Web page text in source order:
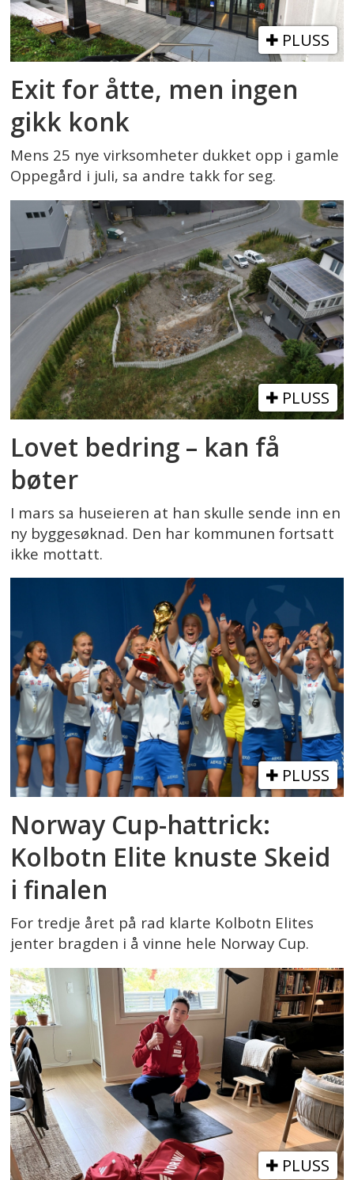
PLUSS
Exit for åtte, men ingen
gikk konk
Mens 25 nye virksomheter dukket opp i gamle
Oppegård i juli, sa andre takk for seg.
PLUSS
Lovet bedring – kan få
bøter
I mars sa huseieren at han skulle sende inn en
ny byggesøknad. Den har kommunen fortsatt
ikke mottatt.
PLUSS
Norway Cup-hattrick:
Kolbotn Elite knuste Skeid
i finalen
For tredje året på rad klarte Kolbotn Elites
jenter bragden i å vinne hele Norway Cup.
PLUSS